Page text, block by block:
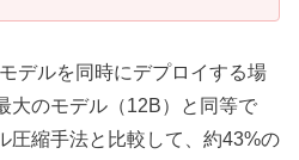
デルを同時にデプロイする場
大のモデル（12B）と同等で
圧縮手法と比較して、約43%の